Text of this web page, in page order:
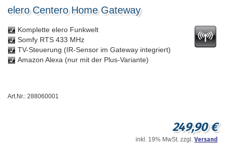
elero Centero Home Gateway
Komplette elero Funkwelt
Somfy RTS 433 MHz
TV-Steuerung (IR-Sensor im Gateway integriert)
Amazon Alexa (nur mit der Plus-Variante)
Art.Nr.: 288060001
249,90 €
inkl. 19% MwSt. zzgl. Versand